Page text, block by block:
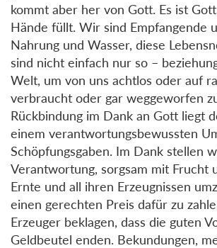
kommt aber her von Gott. Es ist
Hände füllt. Wir sind Empfangende
Nahrung und Wasser, diese
sind nicht einfach nur so –
Welt, um von uns achtlos oder auf
verbraucht oder gar weggeworfen
Rückbindung im Dank an Gott liegt
einem verantwortungsbewussten
Schöpfungsgaben. Im Dank stellen
Verantwortung, sorgsam mit Frucht
Ernte und all ihren Erzeugnissen
einen gerechten Preis dafür zu
Erzeuger beklagen, dass die guten
Geldbeutel enden. Bekundungen,